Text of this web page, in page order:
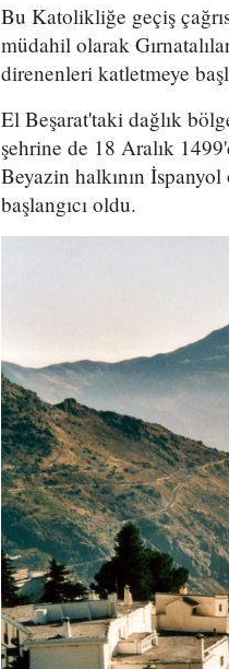
Bu Katolikliğe geçiş
müdahil olarak
direnenleri katletmeye
El Beşarat'taki dağlık
şehrine de 18 Aralık
Beyazin halkının
başlangıcı oldu.